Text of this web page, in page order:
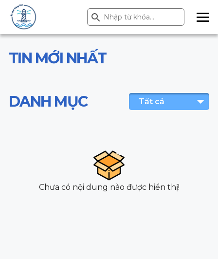
Search
for:
Search Button
ME
NU
TIN MỚI NHẤT
DANH MỤC Tất cả
Chưa có nội dung nào được hiển thị!